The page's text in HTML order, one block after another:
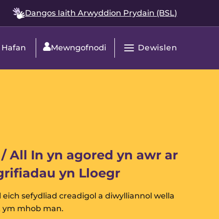
Dangos Iaith Arwyddion Prydain (BSL)
Hafan Mewngofnodi
Agor
Dewislen
All In yn agored yn awr ar
yn Lloegr
sefydliad creadigol a diwylliannol wella
ym mhob man.